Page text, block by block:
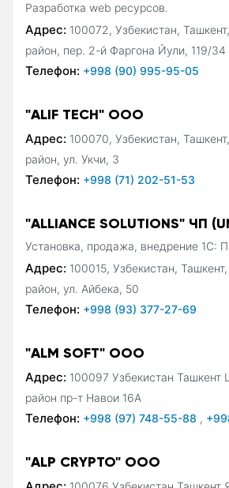
Разработка web ресурсов.
Адрес: 100072, Узбекистан,
район, пер. 2-й Фаргона Йули, 119/34
Телефон: +998 (90) 995-95-05
"ALIF TECH" ООО
Адрес: 100070, Узбекистан,
район, ул. Укчи, 3
Телефон: +998 (71) 202-51-53
"ALLIANCE SOLUTIONS" ЧП
Установка, продажа, внедрение 1С:
Адрес: 100015, Узбекистан,
район, ул. Айбека, 50
Телефон: +998 (93) 377-27-69
"ALM SOFT" ООО
Адрес: 100097 Узбекистан Ташкент
район пр-т Навои 16А
Телефон: +998 (97) 748-55-88 ,
"ALP CRYPTO" ООО